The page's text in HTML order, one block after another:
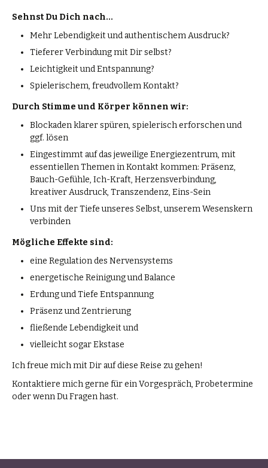
Sehnst Du Dich nach...
Mehr Lebendigkeit und authentischem Ausdruck?
Tieferer Verbindung mit Dir selbst?
Leichtigkeit und Entspannung?
Spielerischem, freudvollem Kontakt?
Durch Stimme und Körper können wir:
Blockaden klarer spüren, spielerisch erforschen und
ggf. lösen
Eingestimmt auf das jeweilige Energiezentrum, mit
essentiellen Themen in Kontakt kommen: Präsenz,
Bauch-Gefühle, Ich-Kraft, Herzensverbindung,
kreativer Ausdruck, Transzendenz, Eins-Sein
Uns mit der Tiefe unseres Selbst, unserem Wesenskern
verbinden
Mögliche Effekte sind:
eine Regulation des Nervensystems
energetische Reinigung und Balance
Erdung und Tiefe Entspannung
Präsenz und Zentrierung
fließende Lebendigkeit und
vielleicht sogar Ekstase
Ich freue mich mit Dir auf diese Reise zu gehen!
Kontaktiere mich gerne für ein Vorgespräch, Probetermine
oder wenn Du Fragen hast.